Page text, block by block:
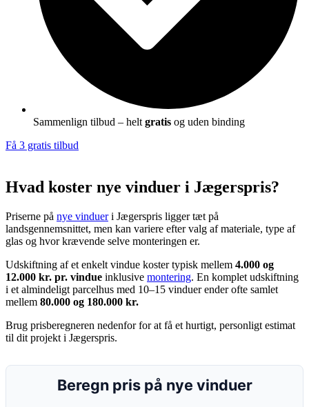
Sammenlign tilbud – helt gratis og uden binding
Få 3 gratis tilbud
Hvad koster nye vinduer i Jægerspris?
Priserne på nye vindueri Jægerspris ligger tæt på
landsgennemsnittet, men kan variere efter valg af materiale, type af
glas og hvor krævende selve monteringen er.
Udskiftning af et enkelt vindue koster typisk mellem 4.000 og
12.000 kr. pr. vindue inklusive montering. En komplet udskiftning
i et almindeligt parcelhus med 10–15 vinduer ender ofte samlet
mellem 80.000 og 180.000 kr.
Brug prisberegneren nedenfor for at få et hurtigt, personligt estimat
til dit projekt i Jægerspris.
Beregn pris på nye vinduer